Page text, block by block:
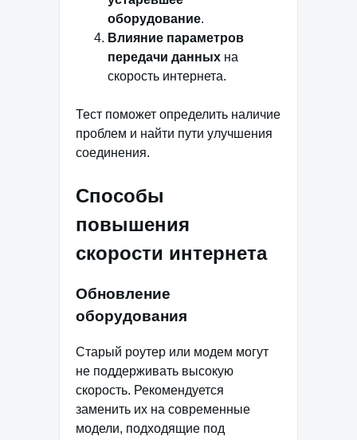
оборудование.
Влияние параметров
передачи данных на
скорость интернета.
Тест поможет определить наличие
проблем и найти пути улучшения
соединения.
Способы
повышения
скорости интернета
Обновление
оборудования
Старый роутер или модем могут
не поддерживать высокую
скорость. Рекомендуется
заменить их на современные
модели, подходящие под